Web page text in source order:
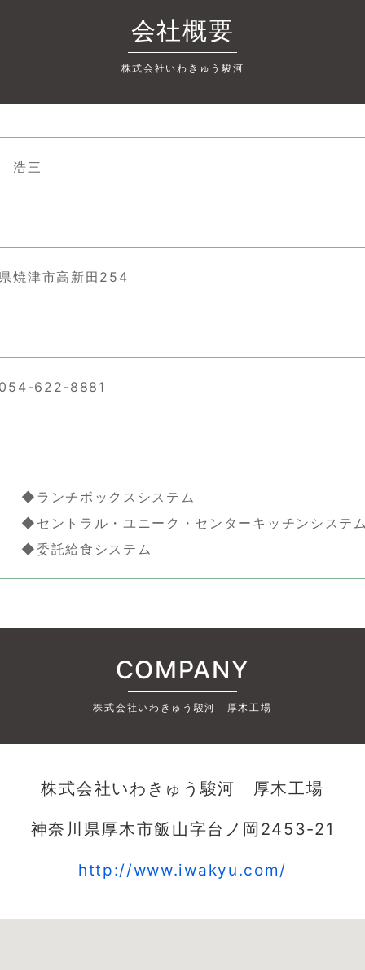
会社概要
株式会社いわきゅう駿河
浩三
焼津市高新田254
622-8881
◆ランチボックスシステム
ル・ユニーク・センターキッチンシステ
食システム
COMPANY
株式会社いわきゅう駿河 厚木工場
株式会社いわきゅう駿河 厚木工場
神奈川県厚木市飯山字台ノ岡2453-21
http://www.iwakyu.com/